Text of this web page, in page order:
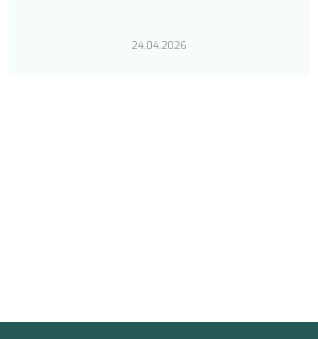
24.04.2026